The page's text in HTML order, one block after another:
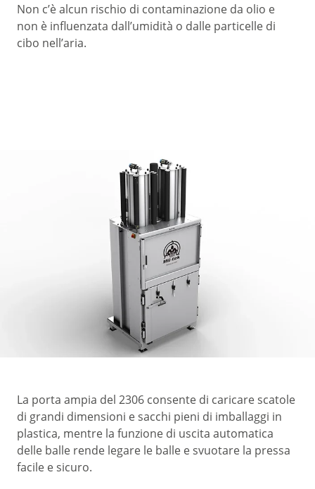
Non c’è alcun rischio di contaminazione da olio e
non è influenzata dall’umidità o dalle particelle di
cibo nell’aria.
La porta ampia del 2306 consente di caricare scatole
di grandi dimensioni e sacchi pieni di imballaggi in
plastica, mentre la funzione di uscita automatica
delle balle rende legare le balle e svuotare la pressa
facile e sicuro.